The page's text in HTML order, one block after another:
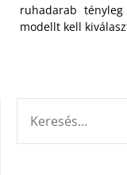
ruhadarab
modellt kell